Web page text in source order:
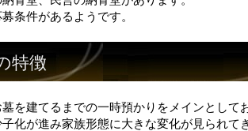
条件があるようです。
特徴
を建てるまでの一時預かりをメインとして
化が進み家族形態に大きな変化が見られて